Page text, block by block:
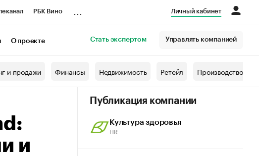
РБК Вино Личный кабинет
О проекте Стать экспертом Управлять компанией
и продажи Финансы Недвижимость Ретейл Производство
и
Публикация компании
Культура здоровья
HR